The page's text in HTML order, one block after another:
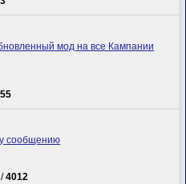
мод на все Кампании
/4012